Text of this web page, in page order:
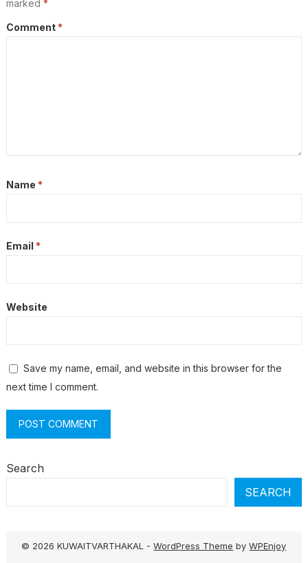
marked *
Comment *
Name *
Email *
Website
Save my name, email, and website in this browser for the
next time I comment.
Search
SEARCH
© 2026 KUWAITVARTHAKAL -WordPress Theme byWPEnjoy